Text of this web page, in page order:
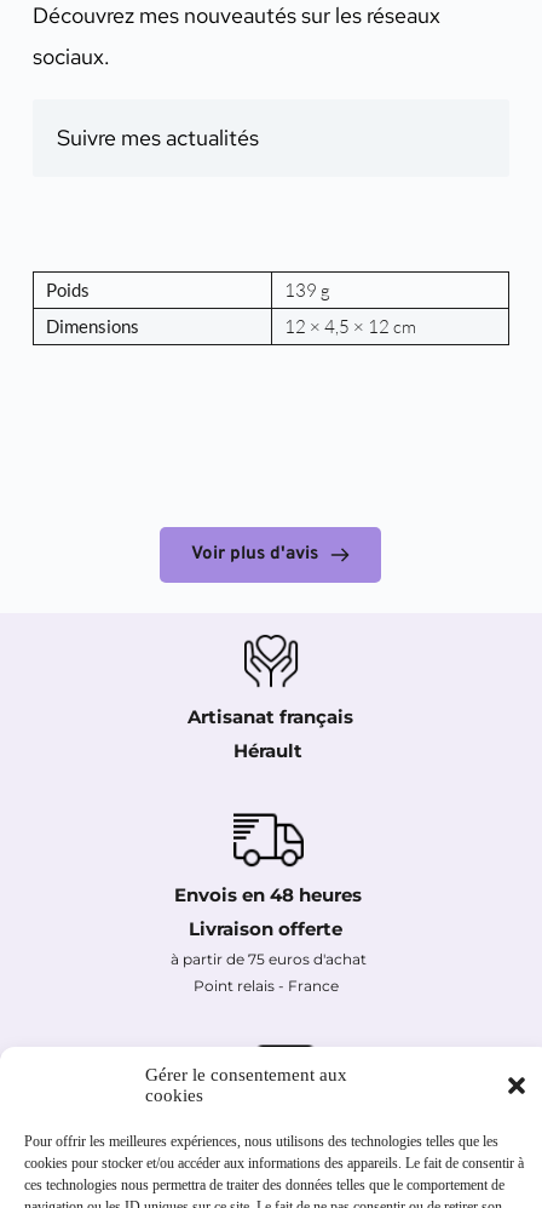
Gérer le consentement aux
cookies
Pour offrir les meilleures expériences, nous utilisons des technologies telles que les
cookies pour stocker et/ou accéder aux informations des appareils. Le fait de consentir à
ces technologies nous permettra de traiter des données telles que le comportement de
Découvrez mes nouveautés sur les réseaux
sociaux.
Suivre mes actualités
Poids 139 g
Dimensions 12 × 4,5 × 12 cm
Voir plus d'avis
Artisanat français
Hérault
Envois en 48 heures
Livraison offerte
à partir de 75 euros d'achat
Point relais - France
Carte bancaire
PayPal  en 1 fois  ou 4 fois sans frais